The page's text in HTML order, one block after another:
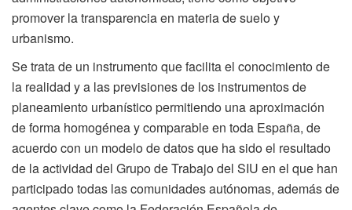
promover la transparencia en materia de suelo y
urbanismo.
Se trata de un instrumento que facilita el conocimiento de
la realidad y a las previsiones de los instrumentos de
planeamiento urbanístico permitiendo una aproximación
de forma homogénea y comparable en toda España, de
acuerdo con un modelo de datos que ha sido el resultado
de la actividad del Grupo de Trabajo del SIU en el que han
participado todas las comunidades autónomas, además de